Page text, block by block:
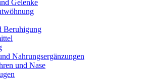
Gelenke
Beruhigung
Nahrungsergänzungen
und Nase